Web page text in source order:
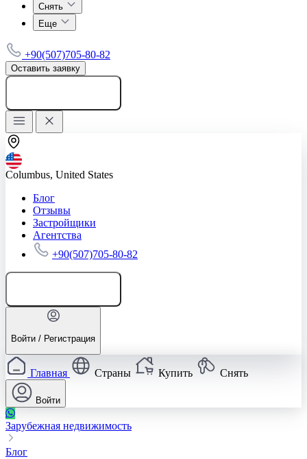
Снять
Еще
+90(507)705-80-82
Оставить заявку
Columbus, United States
Блог
Отзывы
Застройщики
Агентства
+90(507)705-80-82
Войти / Регистрация
Главная Страны Купить Снять
Войти
Зарубежная недвижимость
Блог